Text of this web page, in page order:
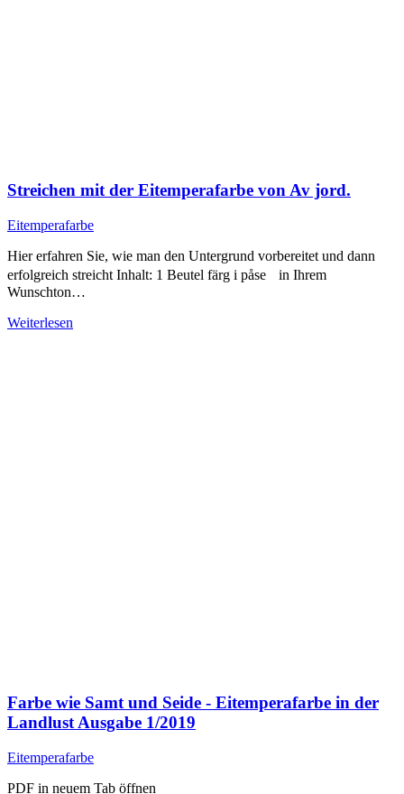
Streichen mit der Eitemperafarbe von Av jord.
Eitemperafarbe
Hier erfahren Sie, wie man den Untergrund vorbereitet und dann
erfolgreich streicht Inhalt: 1 Beutel färg i påse in Ihrem
Wunschton…
Weiterlesen
Farbe wie Samt und Seide - Eitemperafarbe in der
Landlust Ausgabe 1/2019
Eitemperafarbe
PDF in neuem Tab öffnen